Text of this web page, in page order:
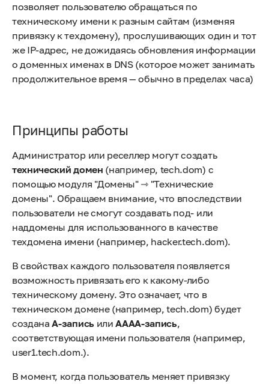
позволяет пользователю обращаться по
техническому имени к разным сайтам (изменяя
привязку к техдомену), прослушивающих один и тот
же IP-адрес, не дожидаясь обновления информации
о доменных именах в DNS (которое может занимать
продолжительное время — обычно в пределах часа)
Принципы работы
Администратор или реселлер могут создать
технический домен (например, tech.dom) с
помощью модуля "Домены" ⇾ "Технические
домены". Обращаем внимание, что впоследствии
пользователи не смогут создавать под- или
наддомены для использованного в качестве
техдомена имени (например, hacker.tech.dom).
В свойствах каждого пользователя появляется
возможность привязать его к какому-либо
техническому домену. Это означает, что в
техническом домене (например, tech.dom) будет
созданаA-запись илиAAAA-запись,
соответствующая имени пользователя (например,
user1.tech.dom.).
В момент, когда пользователь меняет привязку